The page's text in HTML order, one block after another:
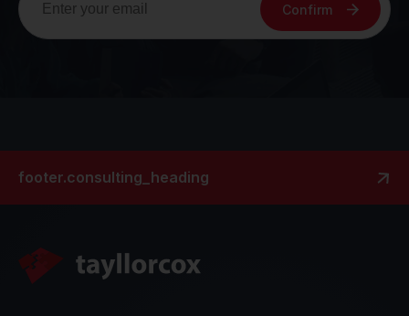
Confirm
footer.consulting_heading